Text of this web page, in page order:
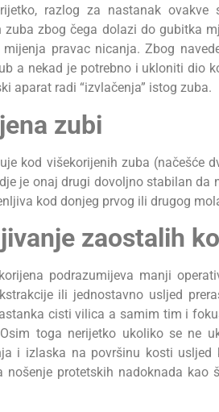
razlog za nastanak
zuba zbog čega dolazi do gubitka
pravac nicanja. Zbog
a nekad je potrebno i ukloniti dio
aparat radi “izvlačenja” istog zuba.
zubi
kod višekorijenih zuba (načešće
je onaj drugi dovoljno stabilan da
kod donjeg prvog ili drugog
zaostalih
podrazumijeva manji
ili jednostavno usljed
cisti vilica a samim tim i
toga nerijetko ukoliko se ne
i izlaska na površinu kosti usljed
protetskih nadoknada kao